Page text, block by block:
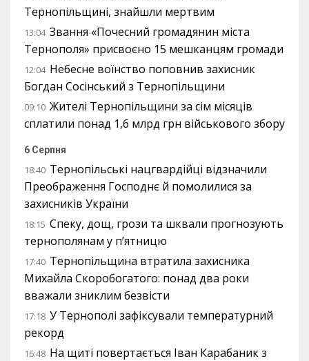
Тернопільщині, знайшли мертвим
13:04 Звання «Почесний громадянин міста
Тернополя» присвоєно 15 мешканцям громади
12:04 Небесне воїнство поповнив захисник
Богдан Сосінський з Тернопільщини
09:10 Жителі Тернопільщини за сім місяців
сплатили понад 1,6 млрд грн військового збору
6 Серпня
18:40 Тернопільські нацгвардійці відзначили
Преображення Господнє й помолилися за
захисників України
18:15 Спеку, дощ, грози та шквали прогнозують
тернополянам у п’ятницю
17:40 Тернопільщина втратила захисника
Михайла Скоробогатого: понад два роки
вважали зниклим безвісти
17:18 У Тернополі зафіксували температурний
рекорд
16:48 На щиті повертається Іван Карабаник з